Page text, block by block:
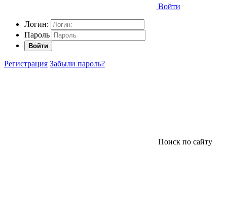
Войти
Логин:
Пароль
Войти
Регистрация Забыли пароль?
Поиск по сайту